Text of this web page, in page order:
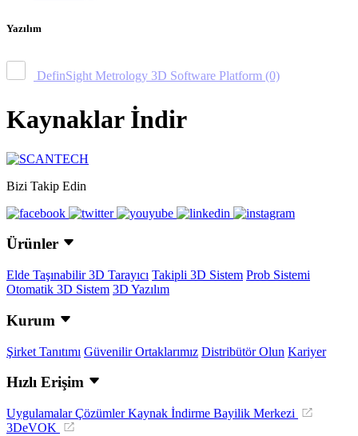
Yazılım
DefinSight Metrology 3D Software Platform (0)
Kaynaklar İndir
Bizi Takip Edin
Ürünler
Elde Taşınabilir 3D Tarayıcı Takipli 3D Sistem Prob Sistemi
Otomatik 3D Sistem 3D Yazılım
Kurum
Şirket Tanıtımı Güvenilir Ortaklarımız Distribütör Olun Kariyer
Hızlı Erişim
UygulamalarÇözümlerKaynak İndirme Bayilik Merkezi
3DeVOK